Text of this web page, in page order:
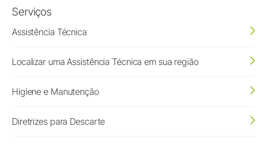
Serviços
Assistência Técnica
Localizar uma Assistência Técnica em sua região
Higiene e Manutenção
Diretrizes para Descarte